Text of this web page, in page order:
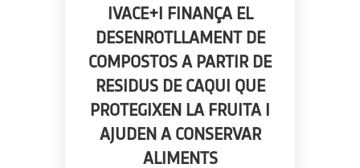
IVACE+I FINANÇA EL
DESENROTLLAMENT DE
COMPOSTOS A PARTIR DE
RESIDUS DE CAQUI QUE
PROTEGIXEN LA FRUITA I
AJUDEN A CONSERVAR
ALIMENTS